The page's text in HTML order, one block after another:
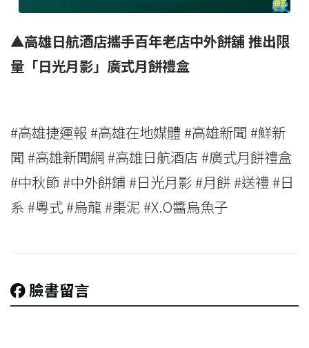
▲高雄日航酒店攜手百年老店中外餅舖 推出限
量「日光月影」廣式月餅禮盒
#高雄捷運報 #高雄在地媒體 #高雄新聞 #鮮新
聞 #高雄新聞網 #高雄日航酒店 #廣式月餅禮盒
#中秋節 #中外餅鋪 #日光月影 #月餅 #送禮 #日
系 #粵式 #烏龍 #棗泥 #X.O醬烏魚子
臉書留言